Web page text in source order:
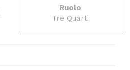
Ruolo
Tre Quarti